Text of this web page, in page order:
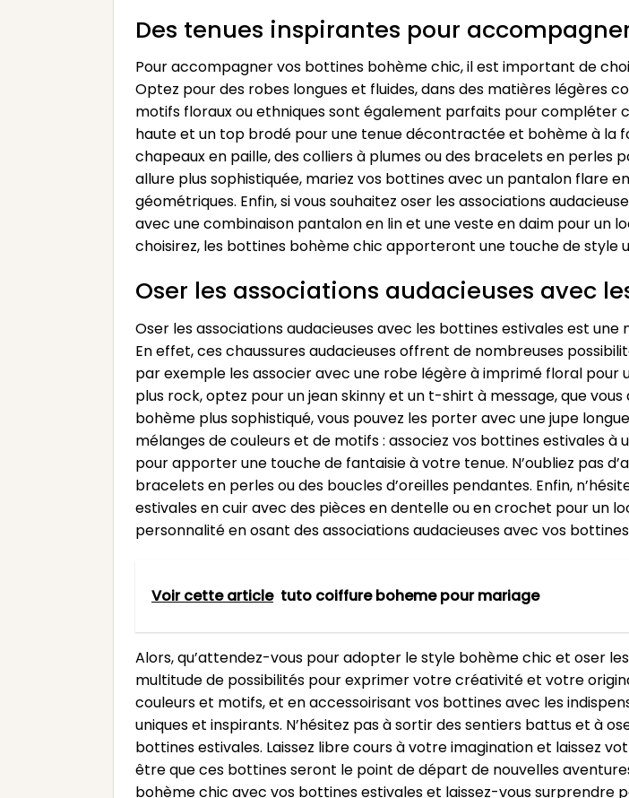
Des tenues inspirantes pour
Pour accompagner vos bottines bohème chic, il est important de
Optez pour des robes longues et fluides, dans des matières légères
motifs floraux ou ethniques sont également parfaits pour compléter
haute et un top brodé pour une tenue décontractée et bohème à la
chapeaux en paille, des colliers à plumes ou des bracelets en perles
allure plus sophistiquée, mariez vos bottines avec un pantalon flare
géométriques. Enfin, si vous souhaitez oser les associations
avec une combinaison pantalon en lin et une veste en daim pour un
choisirez, les bottines bohème chic apporteront une touche de style
Oser les associations audacieuses avec
Oser les associations audacieuses avec les bottines estivales est
En effet, ces chaussures audacieuses offrent de nombreuses
par exemple les associer avec une robe légère à imprimé floral pour
plus rock, optez pour un jean skinny et un t-shirt à message, que
bohème plus sophistiqué, vous pouvez les porter avec une jupe
mélanges de couleurs et de motifs : associez vos bottines estivales
pour apporter une touche de fantaisie à votre tenue. N’oubliez pas
bracelets en perles ou des boucles d’oreilles pendantes. Enfin,
estivales en cuir avec des pièces en dentelle ou en crochet pour un
personnalité en osant des associations audacieuses avec vos
Voir cette article tuto coiffure boheme pour mariage
Alors, qu’attendez-vous pour adopter le style bohème chic et oser
multitude de possibilités pour exprimer votre créativité et votre
couleurs et motifs, et en accessoirisant vos bottines avec les
uniques et inspirants. N’hésitez pas à sortir des sentiers battus et à
bottines estivales. Laissez libre cours à votre imagination et laissez
être que ces bottines seront le point de départ de nouvelles
bohème chic avec vos bottines estivales et laissez-vous surprendre